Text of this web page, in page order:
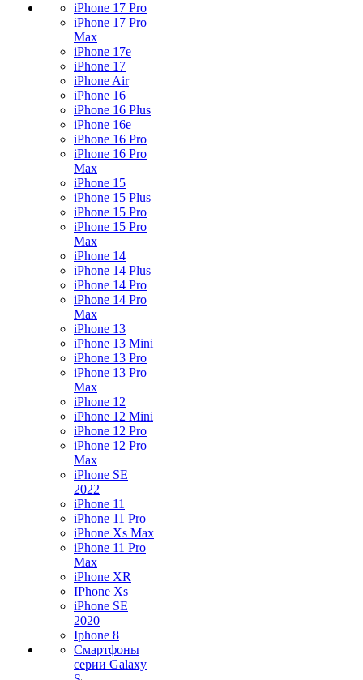
iPhone 17 Pro
iPhone 17 Pro
Max
iPhone 17e
iPhone 17
iPhone Air
iPhone 16
iPhone 16 Plus
iPhone 16e
iPhone 16 Pro
iPhone 16 Pro
Max
iPhone 15
iPhone 15 Plus
iPhone 15 Pro
iPhone 15 Pro
Max
iPhone 14
iPhone 14 Plus
iPhone 14 Pro
iPhone 14 Pro
Max
iPhone 13
iPhone 13 Mini
iPhone 13 Pro
iPhone 13 Pro
Max
iPhone 12
iPhone 12 Mini
iPhone 12 Pro
iPhone 12 Pro
Max
iPhone SE
2022
iPhone 11
iPhone 11 Pro
iPhone Xs Max
iPhone 11 Pro
Max
iPhone XR
IPhone Xs
iPhone SE
2020
Iphone 8
Смартфоны
серии Galaxy